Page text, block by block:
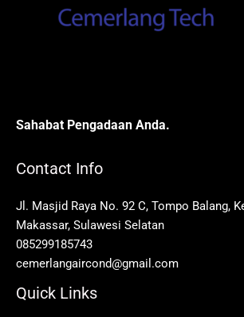
Sahabat Pengadaan Anda.
Contact Info
Jl. Masjid Raya No. 92 C, Tompo Balang,
Makassar, Sulawesi Selatan
085299185743
cemerlangaircond@gmail.com
Quick Links